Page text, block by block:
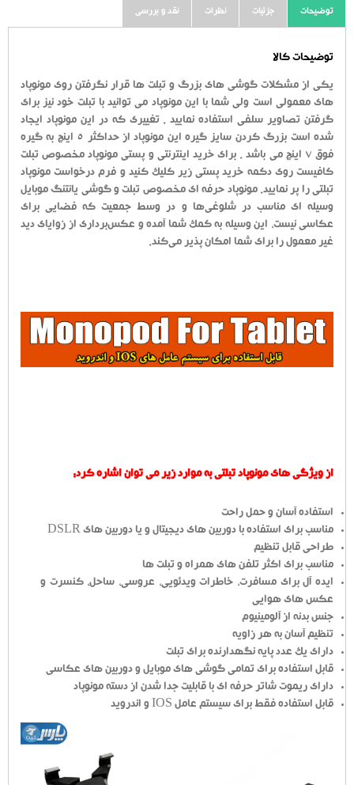
توضیحات جزئیات نظرات نقد و بررسی
توضیحات کالا
یکی از مشکلات گوشی های بزرگ و تبلت ها قرار نگرفتن روی مونوپاد
های معمولی است ولی شما با این مونوپاد می توانید با تبلت خود نیز برای
گرفتن تصاویر سلفی استفاده نمایید . تغییری که در این مونوپاد ایجاد
شده است بزرگ کردن سایز گیره این مونوپاد از حداکثر 5 اینچ به گیره
فوق 7 اینچ می باشد . برای خرید اینترنتی و پستی مونوپاد مخصوص تبلت
کافیست روی دکمه خرید پستی زیر کلیک کنید و فرم درخواست مونوپاد
تبلتی را پر نمایید. مونوپاد حرفه ای مخصوص تبلت و گوشی یانتنگ موبایل
وسیله ای مناسب در شلوغی‌ها و در وسط جمعیت که فضایی برای
عکاسی نیست، این وسیله به کمک شما آمده و عکس‌برداری از زوایای دید
غیر معمول را برای شما امکان پذیر می‌کند.
از ویژگی های مونوپاد تبلتی به موارد زیر می توان اشاره کرد:
استفاده آسان و حمل راحت
مناسب برای استفاده با دوربین های دیجیتال و یا دوربین های DSLR
طراحی قابل تنظیم
مناسب برای اکثر تلفن های همراه و تبلت ها
ایده آل برای مسافرت، خاطرات ویدئویی، عروسی، ساحل، کنسرت و
عکس های هوایی
جنس بدنه از آلومینیوم
تنظیم آسان به هر زاویه
دارای یک عدد پایه نگهدارنده برای تبلت
قابل استفاده برای تمامی گوشی های موبایل و دوربین های عکاسی
دارای ریموت شاتر حرفه ای با قابلیت جدا شدن از دسته مونوپاد
قابل استفاده فقط برای سیستم عامل IOS و اندروید